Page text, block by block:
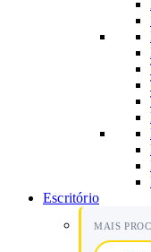
Escritório
MAIS